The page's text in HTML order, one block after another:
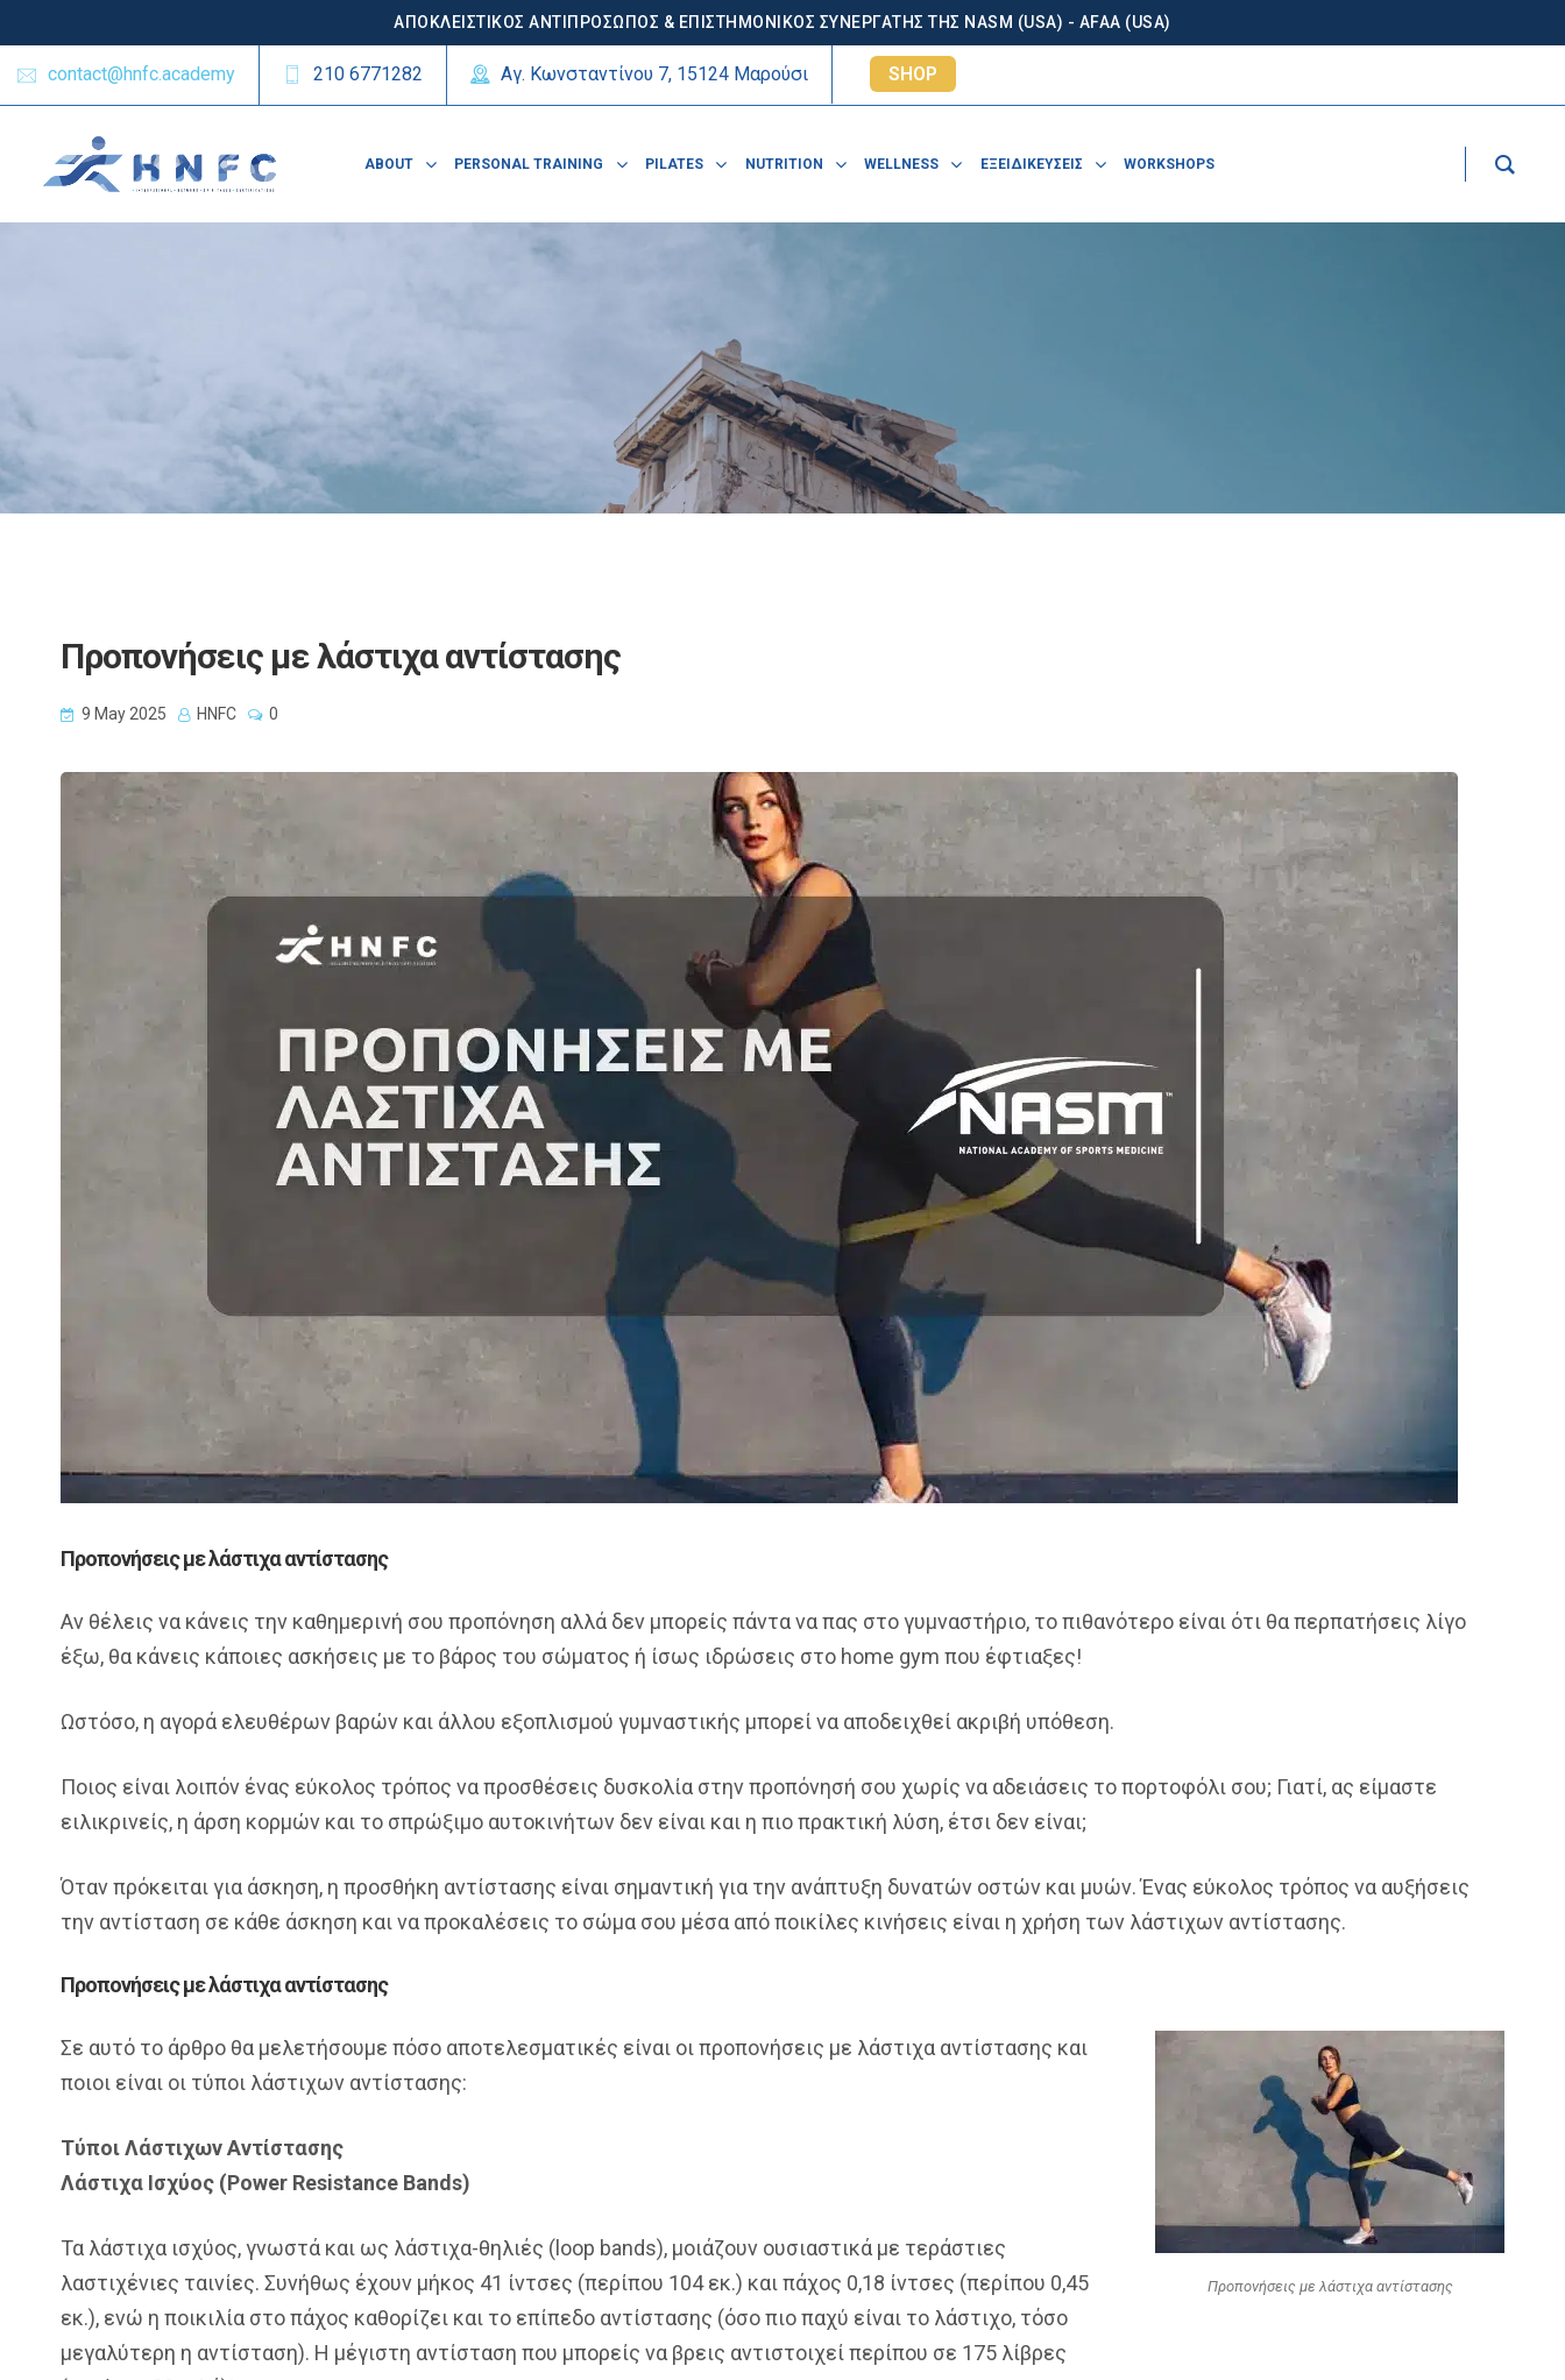
ΑΠΟΚΛΕΙΣΤΙΚΟΣ ΑΝΤΙΠΡΟΣΩΠΟΣ & ΕΠΙΣΤΗΜΟΝΙΚΟΣ ΣΥΝΕΡΓΑΤΗΣ ΤΗΣ NASM (USA) - AFAA (USA)
contact@hnfc.academy 210 6771282 Αγ. Κωνσταντίνου 7, 15124 Μαρούσι SHOP
ABOUT PERSONAL TRAINING PILATES NUTRITION WELLNESS ΕΞΕΙΔΙΚΕΥΣΕΙΣ WORKSHOPS
Προπονήσεις με λάστιχα αντίστασης
9 May 2025 HNFC 0
Προπονήσεις με λάστιχα αντίστασης
Αν θέλεις να κάνεις την καθημερινή σου προπόνηση αλλά δεν μπορείς πάντα να πας στο γυμναστήριο, το πιθανότερο είναι ότι θα περπατήσεις λίγο
έξω, θα κάνεις κάποιες ασκήσεις με το βάρος του σώματος ή ίσως ιδρώσεις στο home gym που έφτιαξες!
Ωστόσο, η αγορά ελευθέρων βαρών και άλλου εξοπλισμού γυμναστικής μπορεί να αποδειχθεί ακριβή υπόθεση.
Ποιος είναι λοιπόν ένας εύκολος τρόπος να προσθέσεις δυσκολία στην προπόνησή σου χωρίς να αδειάσεις το πορτοφόλι σου; Γιατί, ας είμαστε
ειλικρινείς, η άρση κορμών και το σπρώξιμο αυτοκινήτων δεν είναι και η πιο πρακτική λύση, έτσι δεν είναι;
Όταν πρόκειται για άσκηση, η προσθήκη αντίστασης είναι σημαντική για την ανάπτυξη δυνατών οστών και μυών. Ένας εύκολος τρόπος να αυξήσεις
την αντίσταση σε κάθε άσκηση και να προκαλέσεις το σώμα σου μέσα από ποικίλες κινήσεις είναι η χρήση των λάστιχων αντίστασης.
Προπονήσεις με λάστιχα αντίστασης
Προπονήσεις με λάστιχα αντίστασης
Σε αυτό το άρθρο θα μελετήσουμε πόσο αποτελεσματικές είναι οι προπονήσεις με λάστιχα αντίστασης και
ποιοι είναι οι τύποι λάστιχων αντίστασης:
Τύποι Λάστιχων Αντίστασης
Λάστιχα Ισχύος (Power Resistance Bands)
Τα λάστιχα ισχύος, γνωστά και ως λάστιχα-θηλιές (loop bands), μοιάζουν ουσιαστικά με τεράστιες
λαστιχένιες ταινίες. Συνήθως έχουν μήκος 41 ίντσες (περίπου 104 εκ.) και πάχος 0,18 ίντσες (περίπου 0,45
εκ.), ενώ η ποικιλία στο πάχος καθορίζει και το επίπεδο αντίστασης (όσο πιο παχύ είναι το λάστιχο, τόσο
μεγαλύτερη η αντίσταση). Η μέγιστη αντίσταση που μπορείς να βρεις αντιστοιχεί περίπου σε 175 λίβρες